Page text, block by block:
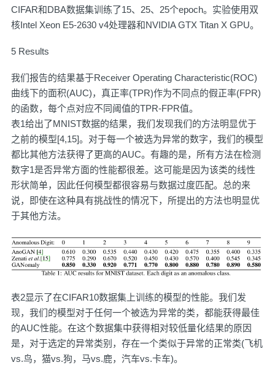
CIFAR和DBA数据集训练了15、25、25个epoch。实验使用双
核Intel Xeon E5-2630 v4处理器和NVIDIA GTX Titan X GPU。
5 Results
我们报告的结果基于Receiver Operating Characteristic(ROC)
曲线下的面积(AUC)，真正率(TPR)作为不同点的假正率(FPR)
的函数，每个点对应不同阈值的TPR-FPR值。
表1给出了MNIST数据的结果，我们发现我们的方法明显优于
之前的模型[4,15]。对于每一个被选为异常的数字，我们的模型
都比其他方法获得了更高的AUC。有趣的是，所有方法在检测
数字1是否异常方面的性能都很差。这可能是因为该类的线性
形状简单，因此任何模型都很容易与数据过度匹配。总的来
说，即使在这种具有挑战性的情况下，所提出的方法也明显优
于其他方法。
表2显示了在CIFAR10数据集上训练的模型的性能。我们发
现，我们的模型对于任何一个被选为异常的类，都能获得最佳
的AUC性能。在这个数据集中获得相对较低量化结果的原因
是，对于选定的异常类别，存在一个类似于异常的正常类(飞机
vs.鸟，猫vs.狗，马vs.鹿，汽车vs.卡车)。